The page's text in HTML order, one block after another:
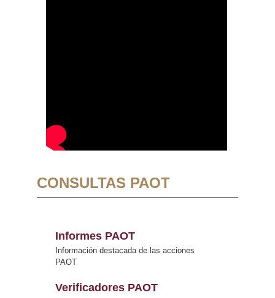
CONSULTAS PAOT
Informes PAOT
Información destacada de las acciones
PAOT
Verificadores PAOT